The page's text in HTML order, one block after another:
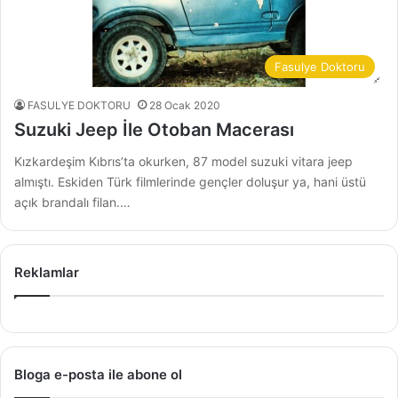
Fasulye Doktoru
FASULYE DOKTORU 28 Ocak 2020
Suzuki Jeep İle Otoban Macerası
Kızkardeşim Kıbrıs’ta okurken, 87 model suzuki vitara jeep
almıştı. Eskiden Türk filmlerinde gençler doluşur ya, hani üstü
açık brandalı filan.…
Reklamlar
Bloga e-posta ile abone ol